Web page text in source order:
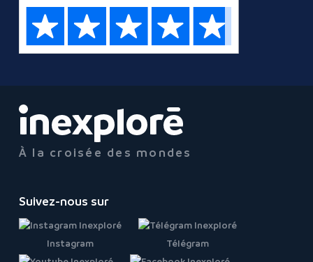
À la croisée des mondes
Suivez-nous sur
Instagram Télégram